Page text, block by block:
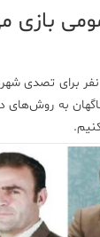
بازی
کاشان نیوز-سعید
به روش‌های